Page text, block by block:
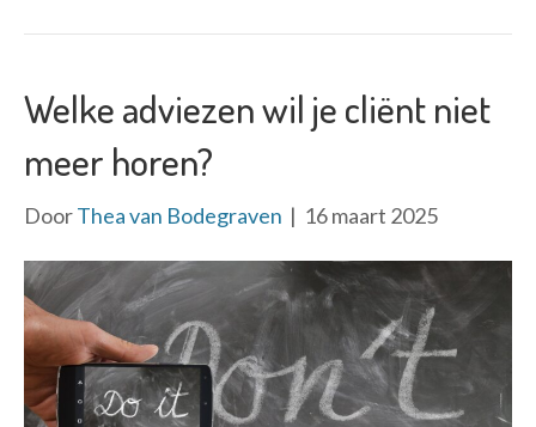
Welke adviezen wil je cliënt niet
meer horen?
DoorThea van Bodegraven | 16 maart 2025